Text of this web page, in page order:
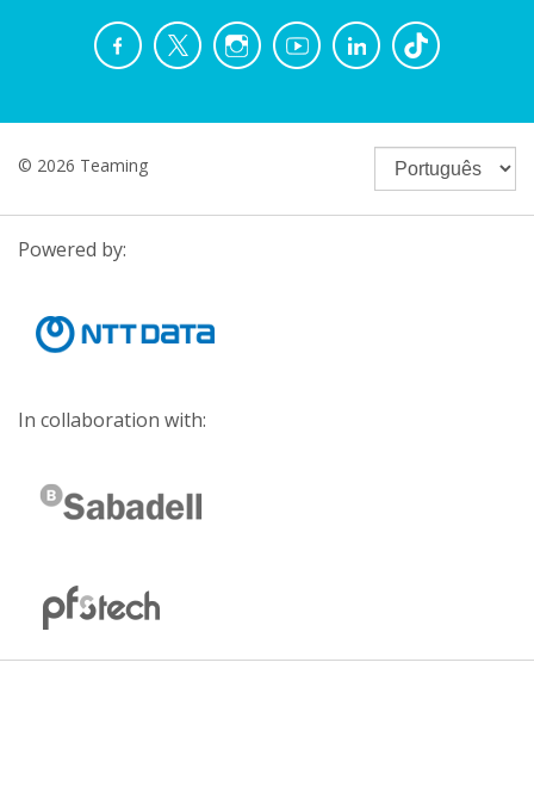
© 2026 Teaming
Powered by:
In collaboration with: